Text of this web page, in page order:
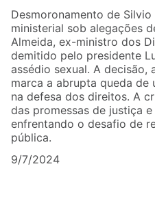
Desmoronamento de
ministerial sob alegações
Almeida, ex-ministro dos
demitido pelo presidente
assédio sexual. A decisão,
marca a abrupta queda
na defesa dos direitos. A
das promessas de justiça
enfrentando o desafio de
pública.
9/7/2024